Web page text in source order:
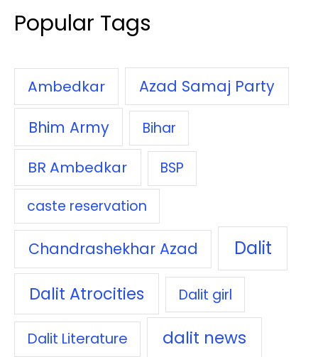
Popular Tags
Ambedkar
Azad Samaj Party
Bhim Army
Bihar
BR Ambedkar
BSP
caste reservation
Chandrashekhar Azad Dalit
Dalit Atrocities Dalit girl
Dalit Literature dalit news